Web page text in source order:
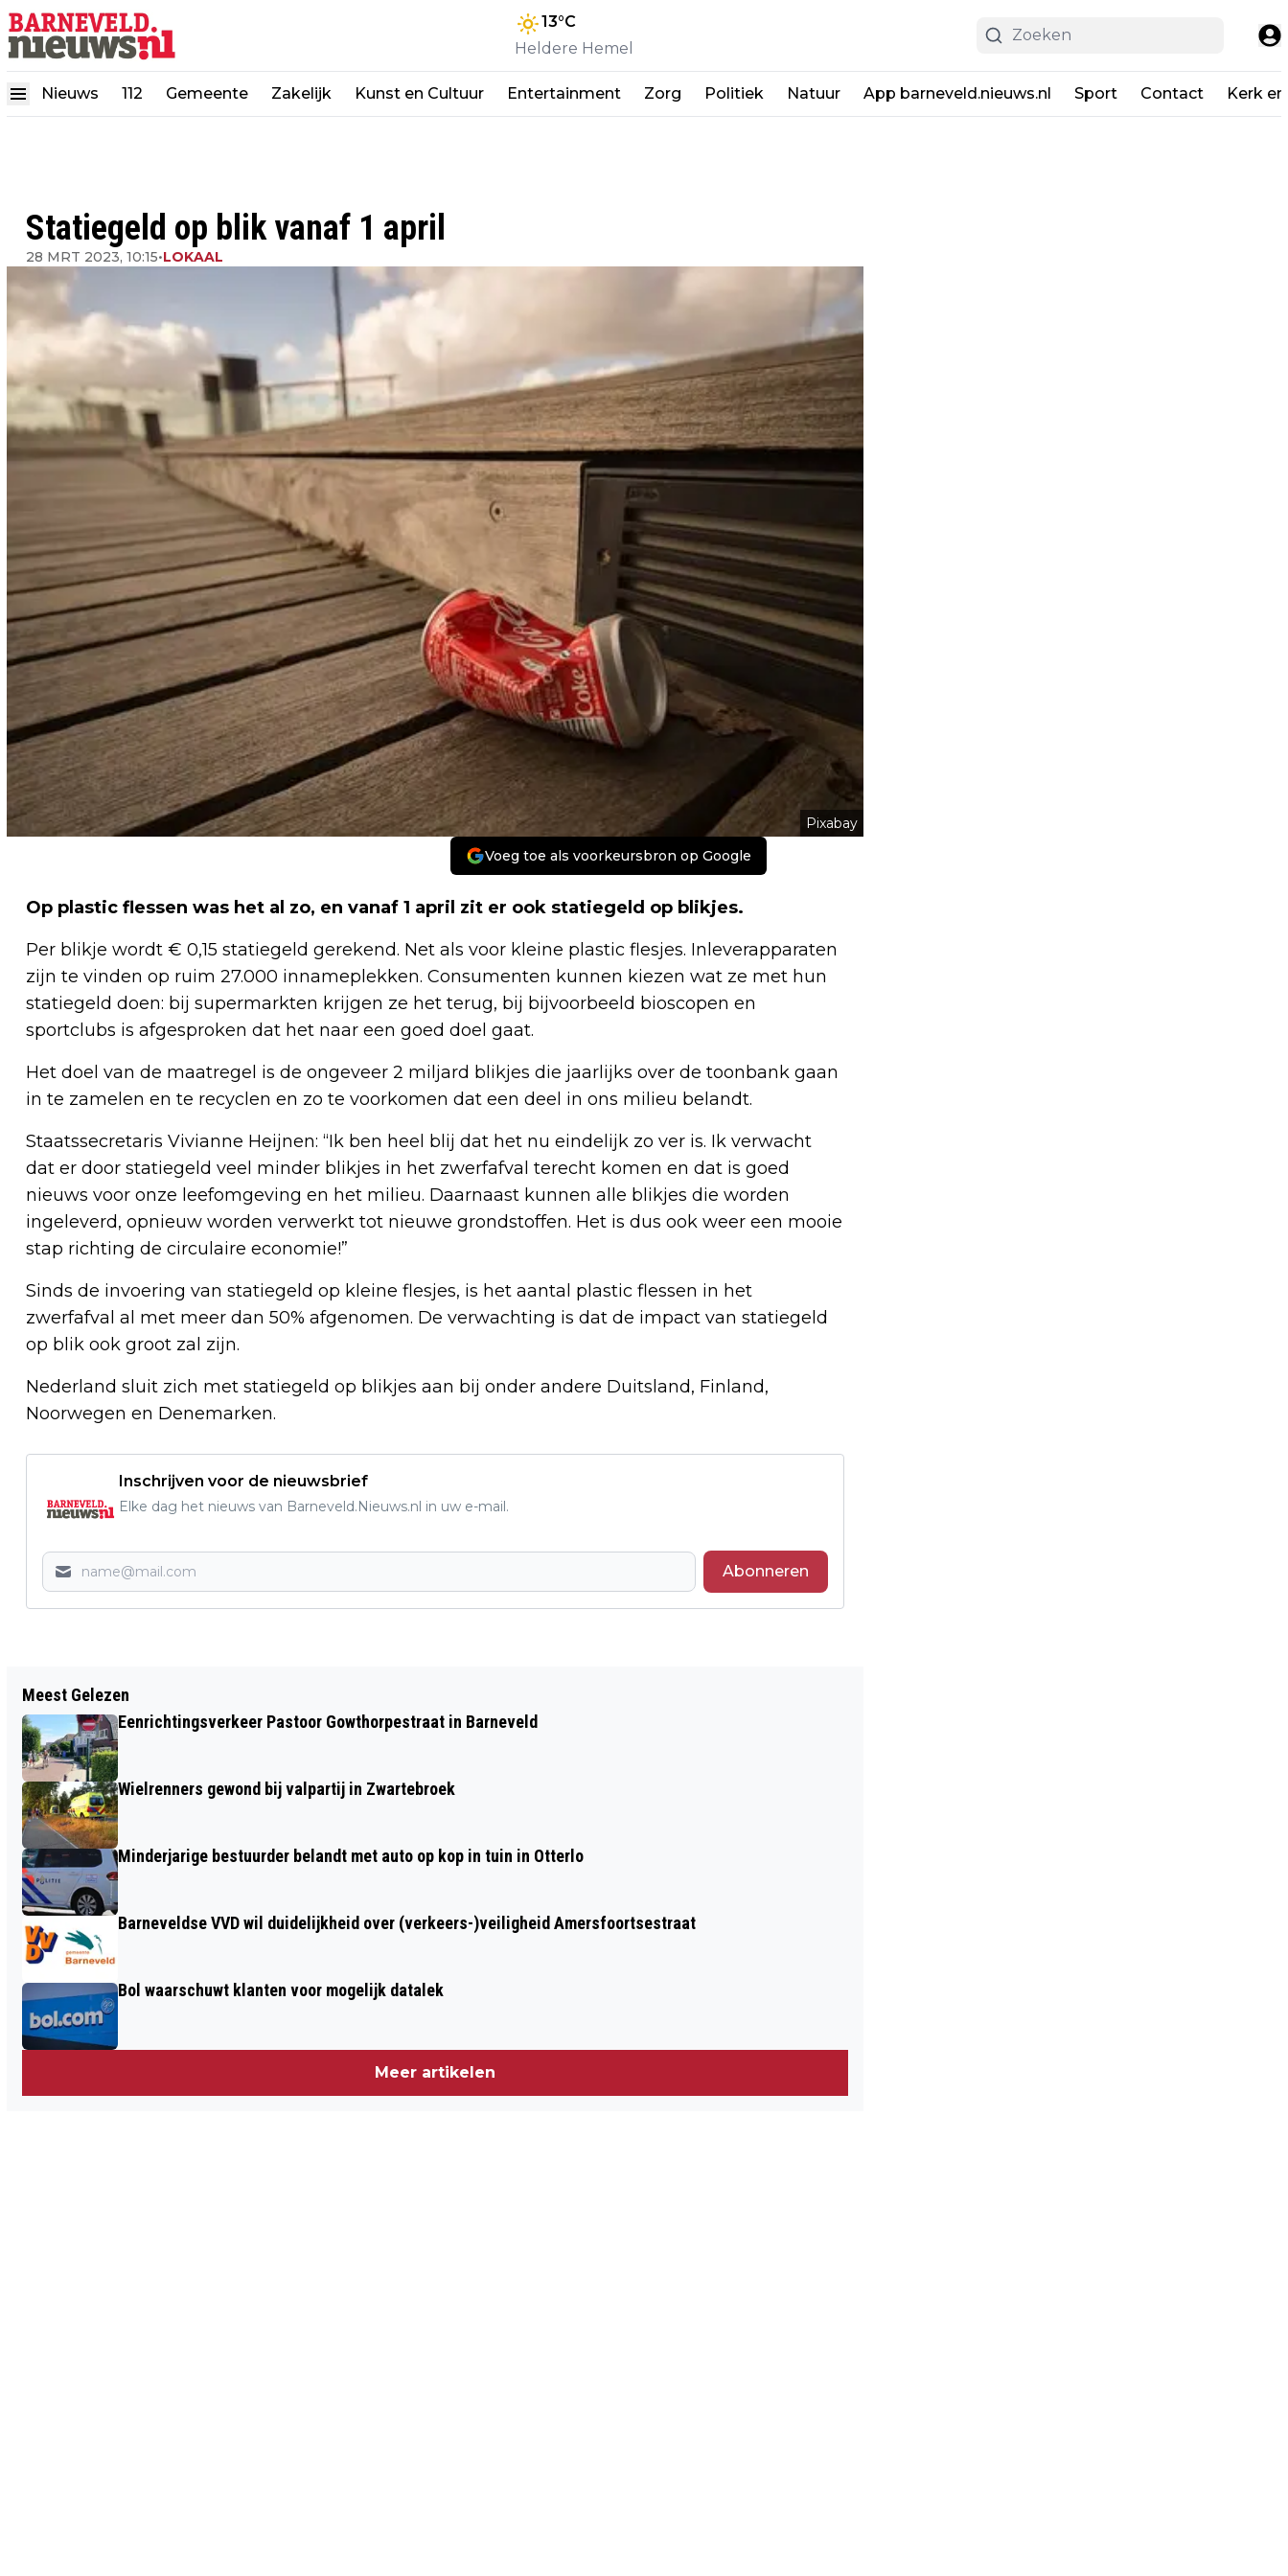
13°C
Heldere Hemel
Nieuws 112 Gemeente Zakelijk Kunst en Cultuur Entertainment Zorg Politiek Natuur App barneveld.nieuws.nl Sport Contact Kerk
Statiegeld op blik vanaf 1 april
28 MRT 2023, 10:15•LOKAAL
Pixabay
Voeg toe als voorkeursbron op Google
Op plastic flessen was het al zo, en vanaf 1 april zit er ook statiegeld op blikjes.
Per blikje wordt € 0,15 statiegeld gerekend. Net als voor kleine plastic flesjes. Inleverapparaten
zijn te vinden op ruim 27.000 innameplekken. Consumenten kunnen kiezen wat ze met hun
statiegeld doen: bij supermarkten krijgen ze het terug, bij bijvoorbeeld bioscopen en
sportclubs is afgesproken dat het naar een goed doel gaat.
Het doel van de maatregel is de ongeveer 2 miljard blikjes die jaarlijks over de toonbank gaan
in te zamelen en te recyclen en zo te voorkomen dat een deel in ons milieu belandt.
Staatssecretaris Vivianne Heijnen: “Ik ben heel blij dat het nu eindelijk zo ver is. Ik verwacht
dat er door statiegeld veel minder blikjes in het zwerfafval terecht komen en dat is goed
nieuws voor onze leefomgeving en het milieu. Daarnaast kunnen alle blikjes die worden
ingeleverd, opnieuw worden verwerkt tot nieuwe grondstoffen. Het is dus ook weer een mooie
stap richting de circulaire economie!”
Sinds de invoering van statiegeld op kleine flesjes, is het aantal plastic flessen in het
zwerfafval al met meer dan 50% afgenomen. De verwachting is dat de impact van statiegeld
op blik ook groot zal zijn.
Nederland sluit zich met statiegeld op blikjes aan bij onder andere Duitsland, Finland,
Noorwegen en Denemarken.
Inschrijven voor de nieuwsbrief
Elke dag het nieuws van Barneveld.Nieuws.nl in uw e-mail.
Abonneren
START MAATJESPROJECT HUISELIJK
GEWELD, ERVARINGSMAATJES
GEZOCHT
WERKZAAMHEDEN STATION EDE-
Meest Gelezen
Eenrichtingsverkeer Pastoor Gowthorpestraat in Barneveld
Wielrenners gewond bij valpartij in Zwartebroek
Minderjarige bestuurder belandt met auto op kop in tuin in Otterlo
Barneveldse VVD wil duidelijkheid over (verkeers-)veiligheid Amersfoortsestraat
Bol waarschuwt klanten voor mogelijk datalek
Meer artikelen